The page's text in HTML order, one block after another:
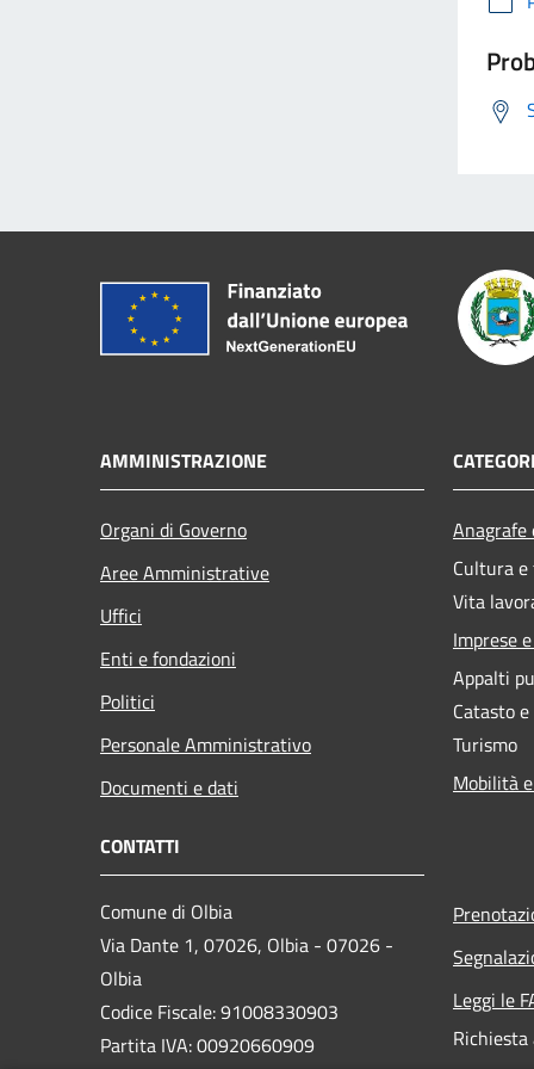
AMMINISTRAZIONE
Organi di Governo
Aree Amministrative
Uffici
Enti e fondazioni
Politici
Personale Amministrativo
Documenti e dati
Cultura
Vita
Imprese
Appalti
Catasto
Turismo
Mobilità
CONTATTI
Comune di Olbia
Via Dante 1, 07026, Olbia - 07026 -
Olbia
Codice Fiscale: 91008330903
Partita IVA: 00920660909
Leggi le